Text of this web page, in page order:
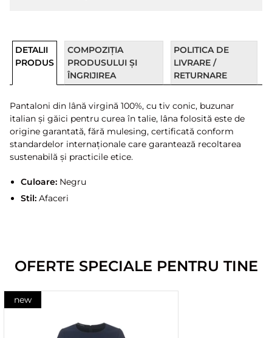
DETALII
PRODUS
COMPOZIȚIA
PRODUSULUI ȘI
ÎNGRIJIREA
POLITICA DE
LIVRARE /
RETURNARE
Pantaloni din lână virgină 100%, cu tiv conic, buzunar
italian și găici pentru curea în talie, lâna folosită este de
origine garantată, fără mulesing, certificată conform
standardelor internaționale care garantează recoltarea
sustenabilă și practicile etice.
Culoare:Negru
Stil:Afaceri
OFERTE SPECIALE PENTRU TINE
new